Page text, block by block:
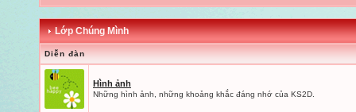
Lớp Chúng Mình
Diễn đàn
Hình ảnh
Những hình ảnh, những khoảng khắc đáng nhớ của KS2D.